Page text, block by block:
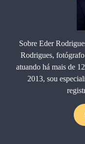
Sobre Eder
Rodrigues,
atuando há mais de
2013, sou